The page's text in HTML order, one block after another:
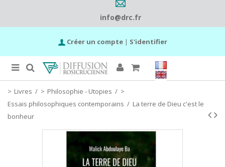
info@drc.fr
Créer un compte | S'identifier
Livres / Philosophie - Utopies /
Essais philosophiques contemporains / La terre de Dieu c'est le
bonheur